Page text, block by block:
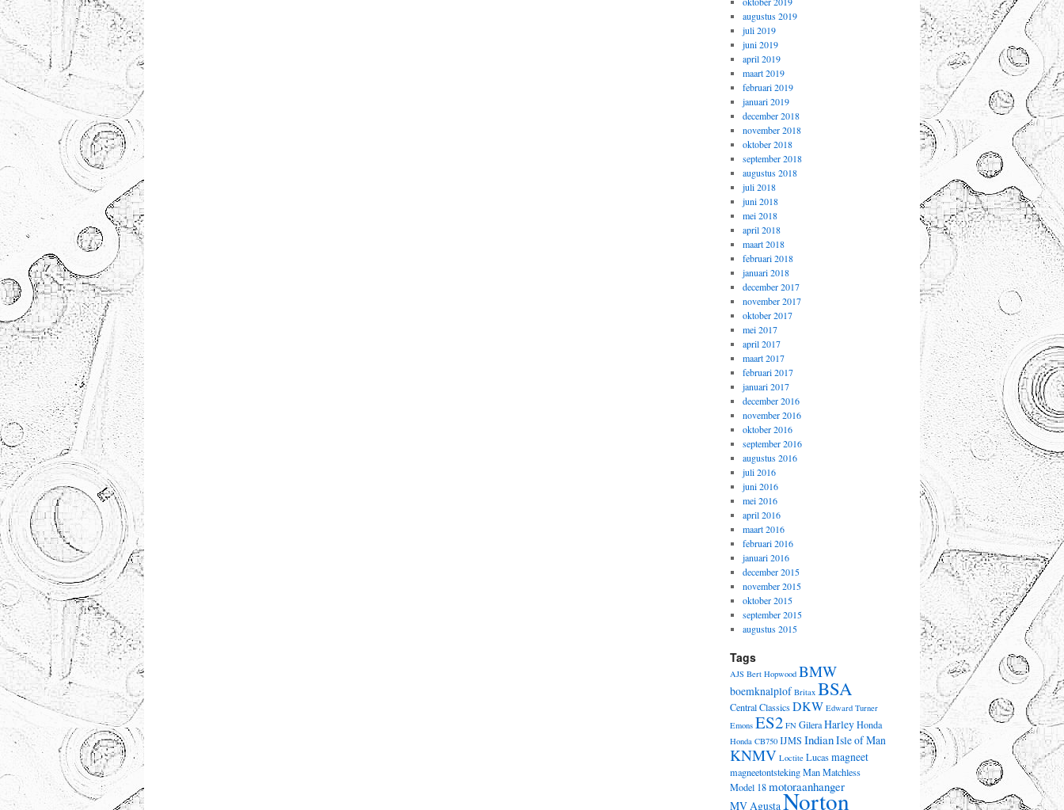
augustus 2019
juli 2019
juni 2019
april 2019
maart 2019
februari 2019
januari 2019
december 2018
november 2018
oktober 2018
september 2018
augustus 2018
juli 2018
juni 2018
mei 2018
april 2018
maart 2018
februari 2018
januari 2018
december 2017
november 2017
oktober 2017
mei 2017
april 2017
maart 2017
februari 2017
januari 2017
december 2016
november 2016
oktober 2016
september 2016
augustus 2016
juli 2016
juni 2016
mei 2016
april 2016
maart 2016
februari 2016
januari 2016
december 2015
november 2015
oktober 2015
september 2015
augustus 2015
Tags
AJS Bert Hopwood BMW
boemknalplof Britax BSA
Central ClassicsDKW Edward Turner
Emons ES2 FN GileraHarleyHonda
Honda CB750 IJMS IndianIsle of Man
KNMV Loctite Lucasmagneet
magneetontstekingManMatchless
Model 18motoraanhanger
MV AgustaNorton